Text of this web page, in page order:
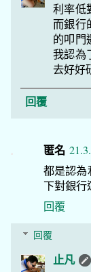
利率低
而銀行
的叩門
我認為
去好好
回覆
匿名
都是認為
下對銀行
回覆
回覆
止凡